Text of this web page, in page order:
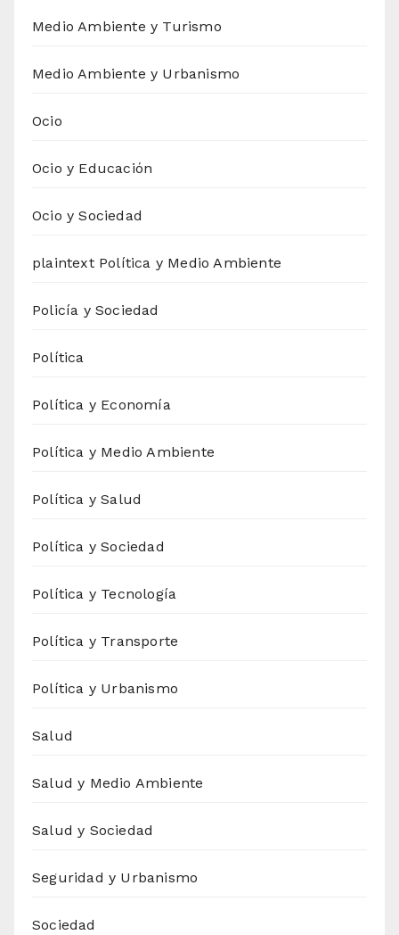
Medio Ambiente y Turismo
Medio Ambiente y Urbanismo
Ocio
Ocio y Educación
Ocio y Sociedad
plaintext Política y Medio Ambiente
Policía y Sociedad
Política
Política y Economía
Política y Medio Ambiente
Política y Salud
Política y Sociedad
Política y Tecnología
Política y Transporte
Política y Urbanismo
Salud
Salud y Medio Ambiente
Salud y Sociedad
Seguridad y Urbanismo
Sociedad